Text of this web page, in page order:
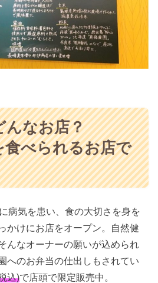
んなお店？
食べられるお店で
病気を患い、食の大切さを身を
かけにお店をオープン。自然健
んなオーナーの願いが込められ
へのお弁当の仕出しもされてい
込)で店頭で限定販売中。